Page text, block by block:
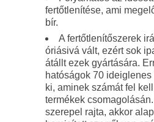
fertőtlenítése, ami
bír.
A fertőtlenítőszerek
óriásivá vált, ezért sok
átállt ezek gyártására.
hatóságok 70
ki, aminek számát fel
termékek
szerepel rajta, akkor